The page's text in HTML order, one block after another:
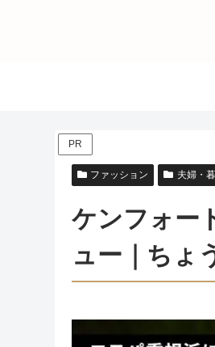
PR
ファッション 夫婦・
ケンフォー
ュー｜ちょ